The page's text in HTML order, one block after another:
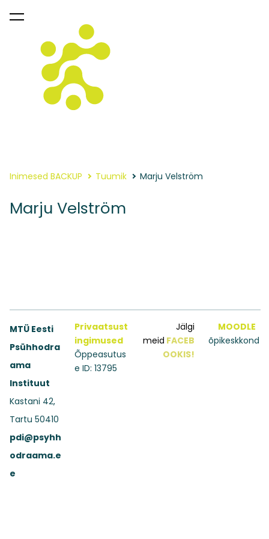
lisati ostukorvi.
Inimesed BACKUP Tuumik Marju Velström
Marju Velström
MTÜ Eesti
Psühhodra
ama
Instituut
Kastani 42,
Tartu 50410
pdi@psyhh
odraama.e
e
Privaatsust
ingimused
Õppeasutus
e ID: 13795
Jälgi
meid FACEB
OOKIS!
MOODLE
õpikeskkond